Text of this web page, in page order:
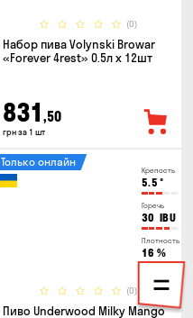
(0)
Набор пива Volynski Browar
«Forever 4rest» 0.5л х 12шт
831 ,50
грн за 1 шт
Крепость
5.5 °
Горечь
30 IBU
Плотность
16 %
(0)
Только онлайн
Пиво Underwood Milky Mango